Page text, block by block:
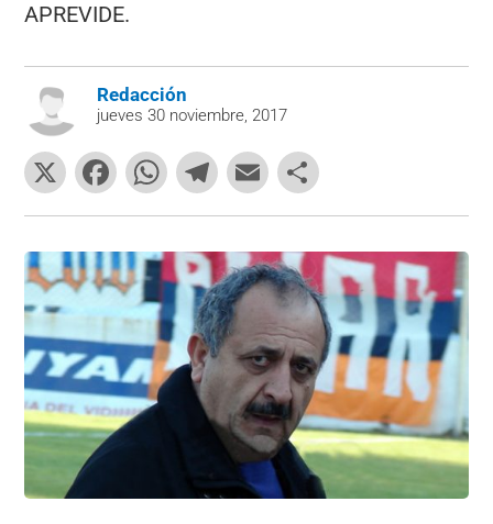
APREVIDE.
Redacción
jueves 30 noviembre, 2017
X
F
a
c
e
b
o
o
k
W
h
at
s
A
p
p
T
el
e
gr
a
m
E
m
ai
l
o
m
p
ar
tir